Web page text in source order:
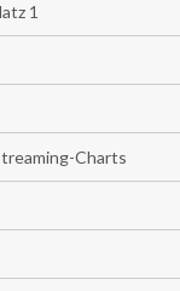
1
Charts